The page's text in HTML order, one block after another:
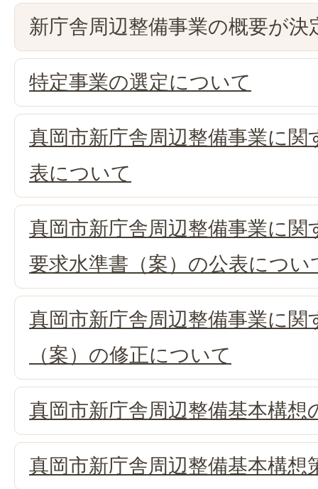
新庁舎周辺整備事業の概要が決
特定事業の選定について
真岡市新庁舎周辺整備事業に関
表について
真岡市新庁舎周辺整備事業に
要求水準書（案）の公表につい
真岡市新庁舎周辺整備事業に関
（案）の修正について
真岡市新庁舎周辺整備基本構想
真岡市新庁舎周辺整備基本構想